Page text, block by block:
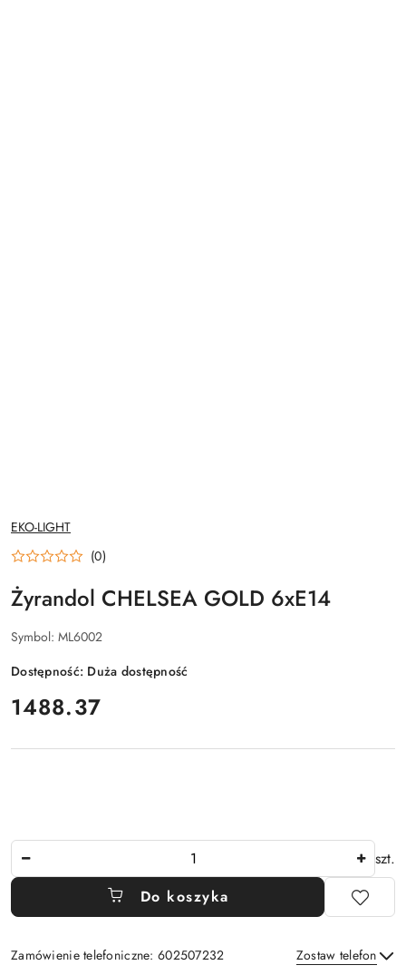
NAZWA
PRODUCENTA:
EKO-LIGHT
(0)
Żyrandol CHELSEA GOLD 6xE14
Symbol: ML6002
Dostępność: Duża dostępność
cena:
1488.37
szt.
Do koszyka
Zamówienie telefoniczne: 602507232 Zostaw telefon